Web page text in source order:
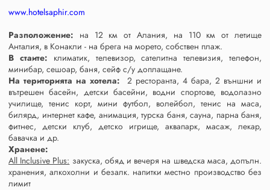
www.hotelsaphir.com
Разположение: на 12 км от Алания, на 110 км от летище
Анталия, в Конакли - на брега на морето, собствен плаж.
В стаите: климатик, телевизор, сателитна телевизия, телефон,
минибар, сешоар, баня, сейф с/у доплащане.
На територията на хотела: 2 ресторанта, 4 бара, 2 външни и
вътрешен басейн, детски басейни, водни спортове, водолазно
училище, тенис корт, мини футбол, волейбол, тенис на маса,
билярд, интернет кафе, анимация, турска баня, сауна, парна баня,
фитнес, детски клуб, детско игрище, аквапарк, масаж, лекар,
бавачка и др.
Хранене:
All Inclusive Plus: закуска, обяд и вечеря на шведска маса, допълн.
хранения, алкохолни и безалк. напитки местно производство без
лимит